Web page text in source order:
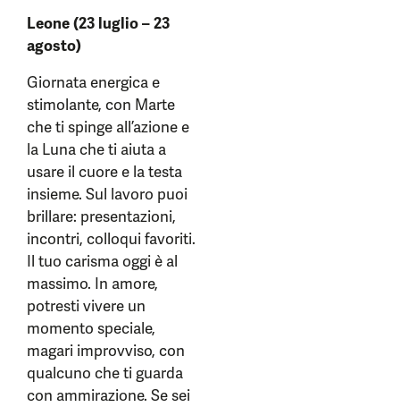
Leone (23 luglio – 23
agosto)
Giornata energica e
stimolante, con Marte
che ti spinge all’azione e
la Luna che ti aiuta a
usare il cuore e la testa
insieme. Sul lavoro puoi
brillare: presentazioni,
incontri, colloqui favoriti.
Il tuo carisma oggi è al
massimo. In amore,
potresti vivere un
momento speciale,
magari improvviso, con
qualcuno che ti guarda
con ammirazione. Se sei